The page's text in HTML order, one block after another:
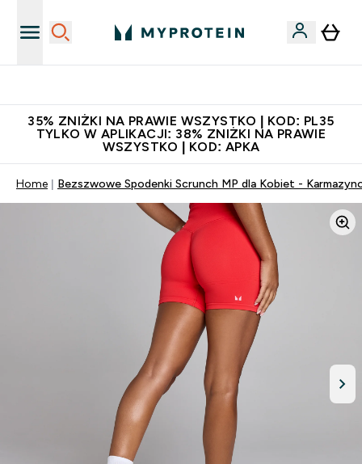
35% ZNIŻKI NA PRAWIE WSZYSTKO | KOD: PL35
TYLKO W APLIKACJI: 38% ZNIŻKI NA PRAWIE
WSZYSTKO | KOD: APKA
Home Bezszwowe Spodenki Scrunch MP dla Kobiet -